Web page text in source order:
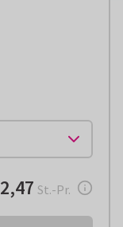
€ 2,47pro Stück
2,47 St.-Pr.